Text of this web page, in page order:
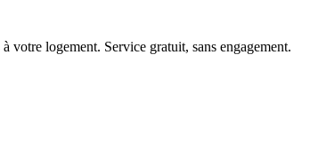
votre logement. Service gratuit, sans engagement.